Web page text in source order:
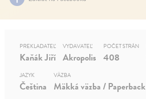
PREKLADATEĽ
Kaňák Jiří
VYDAVATEĽ
Akropolis
POČET STRÁN
408
JAZYK
Čeština
VÄZBA
Mäkká väzba / Paperback